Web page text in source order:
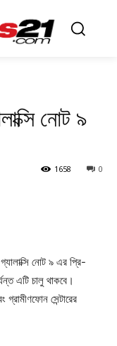
নোট ৯
0
1658
নোট ৯ এর প্রি-
এটি চালু থাকবে।
সেন্টারের